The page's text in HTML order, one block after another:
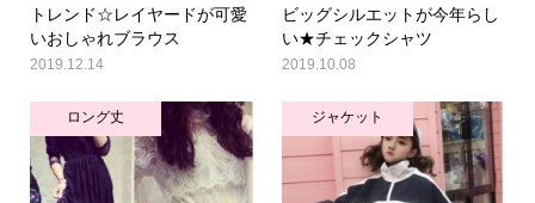
トレンド☆レイヤードが可愛
いおしゃれブラウス
2019.12.14
ビッグシルエットが今年らし
い★チェックシャツ
2019.10.08
ロング丈 ジャケット